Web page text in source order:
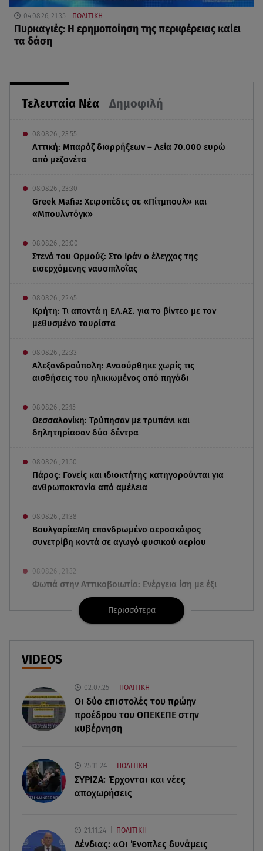
Τελευταία Νέα Δημοφιλή
08.08.26 , 23:55
Αττική: Μπαράζ διαρρήξεων – Λεία 70.000 ευρώ
από μεζονέτα
08.08.26 , 23:30
Greek Mafia: Χειροπέδες σε «Πίτμπουλ» και
«Μπουλντόγκ»
08.08.26 , 23:00
Στενά του Ορμούζ: Στο Ιράν ο έλεγχος της
εισερχόμενης ναυσιπλοΐας
08.08.26 , 22:45
Κρήτη: Τι απαντά η ΕΛ.ΑΣ. για το βίντεο με τον
μεθυσμένο τουρίστα
08.08.26 , 22:33
Αλεξανδρούπολη: Ανασύρθηκε χωρίς τις
αισθήσεις του ηλικιωμένος από πηγάδι
08.08.26 , 22:15
Θεσσαλονίκη: Τρύπησαν με τρυπάνι και
δηλητηρίασαν δύο δέντρα
08.08.26 , 21:50
Πάρος: Γονείς και ιδιοκτήτης κατηγορούνται για
ανθρωποκτονία από αμέλεια
08.08.26 , 21:38
Βουλγαρία:Μη επανδρωμένο αεροσκάφος
συνετρίβη κοντά σε αγωγό φυσικού αερίου
08.08.26 , 21:32
Φωτιά στην Αττικοβοιωτία: Ενέργεια ίση με έξι
ατομικές βόμβες
«Ισλαμικό ΝΑΤΟ»: Πώς επηρεάζεται η Ελλάδα
Τραγωδία στην Πάρο: Νεκρό 4χρονο παιδί σε
πισίνα
500 για το 2026
08.08.26 , 17:45
Εριέττα Κούρκουλου: Η συγκινητική ανάρτηση
08.08.26 , 17:44
Περισσότερα
VIDEOS
02.07.25 ΠΟΛΙΤΙΚΗ
Οι δύο επιστολές του πρώην
προέδρου του ΟΠΕΚΕΠE στην
κυβέρνηση
25.11.24 ΠΟΛΙΤΙΚΗ
ΣΥΡΙΖΑ: Έρχονται και νέες
αποχωρήσεις
21.11.24 ΠΟΛΙΤΙΚΗ
Δένδιας: «Οι Ένοπλες δυνάμεις
04.08.26, 21:35 ΠΟΛΙΤΙΚΗ
Πυρκαγιές: Η ερημοποίηση της περιφέρειας καίει
τα δάση